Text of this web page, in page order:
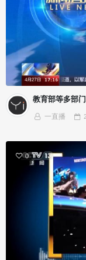
教育部等多部
一直播
0